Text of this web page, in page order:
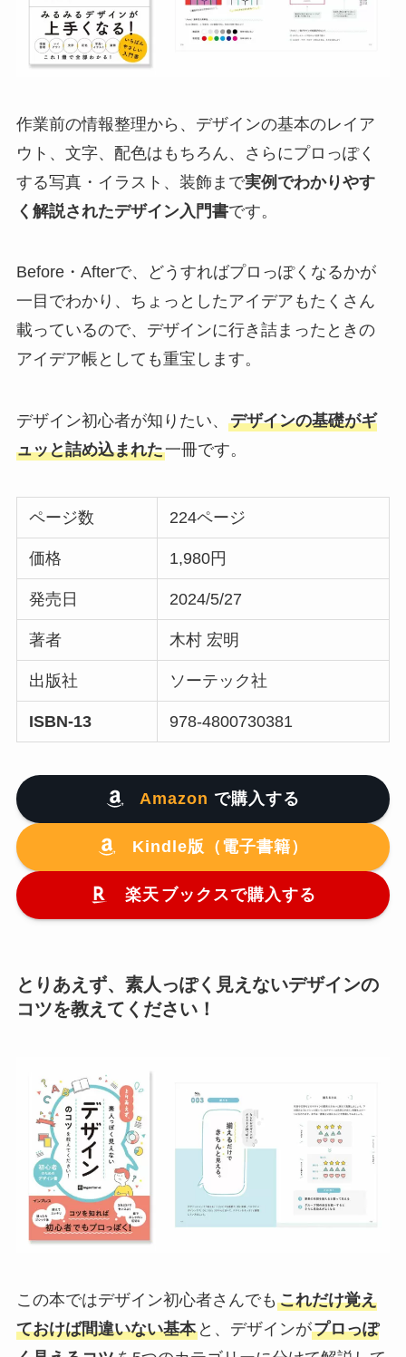
作業前の情報整理から、デザインの基本のレイア
ウト、文字、配色はもちろん、さらにプロっぽく
する写真・イラスト、装飾まで実例でわかりやす
く解説されたデザイン入門書です。
Before・Afterで、どうすればプロっぽくなるかが
一目でわかり、ちょっとしたアイデアもたくさん
載っているので、デザインに行き詰まったときの
アイデア帳としても重宝します。
デザイン初心者が知りたい、 デザインの基礎がギ
ュッと詰め込まれた一冊です。
ページ数 224ページ
価格 1,980円
発売日 2024/5/27
著者 木村 宏明
出版社 ソーテック社
ISBN-13 978-4800730381
Amazon で購入する
Kindle版（電子書籍）
楽天 ブックスで購入する
とりあえず、素人っぽく見えないデザインの
コツを教えてください！
この本ではデザイン初心者さんでも これだけ覚え
ておけば間違いない基本と、デザインがプロっぽ